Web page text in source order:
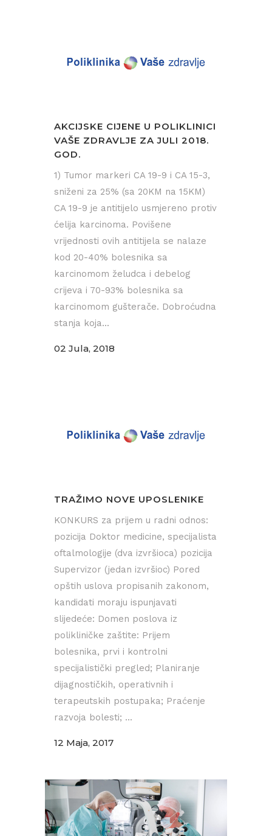
AKCIJSKE CIJENE U POLIKLINICI
VAŠE ZDRAVLJE ZA JULI 2018.
GOD.
1) Tumor markeri CA 19-9 i CA 15-3,
sniženi za 25% (sa 20KM na 15KM)
CA 19-9 je antitijelo usmjereno protiv
ćelija karcinoma. Povišene
vrijednosti ovih antitijela se nalaze
kod 20-40% bolesnika sa
karcinomom želudca i debelog
crijeva i 70-93% bolesnika sa
karcinomom gušterače. Dobroćudna
stanja koja...
02 Jula, 2018
TRAŽIMO NOVE UPOSLENIKE
KONKURS za prijem u radni odnos:
pozicija Doktor medicine, specijalista
oftalmologije (dva izvršioca) pozicija
Supervizor (jedan izvršioc) Pored
opštih uslova propisanih zakonom,
kandidati moraju ispunjavati
slijedeće: Domen poslova iz
polikliničke zaštite: Prijem
bolesnika, prvi i kontrolni
specijalistički pregled; Planiranje
dijagnostičkih, operativnih i
terapeutskih postupaka; Praćenje
razvoja bolesti; ...
12 Maja, 2017